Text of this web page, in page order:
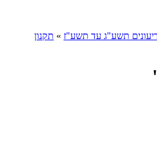
תשע"ג עד תשע"ז » תקנון